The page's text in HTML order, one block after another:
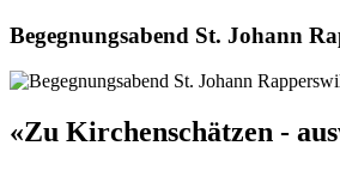
Begegnungsabend St. Johann
«Zu Kirchenschätzen -